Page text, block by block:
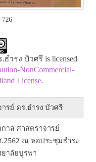
726
ำรง บัวศรี is licensed
NonCommercial-
License.
รย์ ดร.ธำรง บัวศรี
าล ศาสตราจารย์
ณ หอประชุมธำรง
าลัยบูรพา